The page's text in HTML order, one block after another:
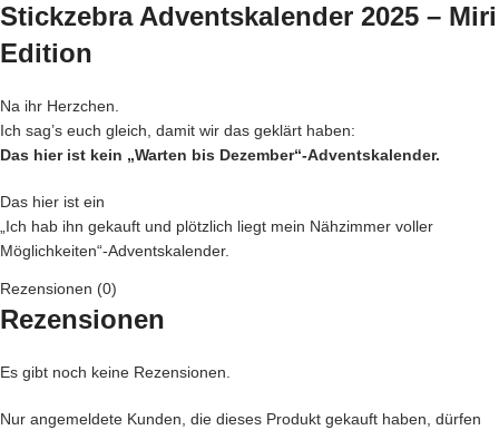
Stickzebra Adventskalender 2025 – Miri
Edition
Na ihr Herzchen.
Ich sag’s euch gleich, damit wir das geklärt haben:
Das hier ist kein „Warten bis Dezember“-Adventskalender.
Das hier ist ein
„Ich hab ihn gekauft und plötzlich liegt mein Nähzimmer voller
Möglichkeiten“-Adventskalender.
Ich binMiri.
Offizielle Weihnachtselfe, Glitzerverantwortliche
dass dieser Adventskalenderviel zu schön war, um verschwunden
Rezensionen (0)
Rezensionen
Es gibt noch keine Rezensionen.
Nur angemeldete Kunden, die dieses Produkt gekauft haben, dürfen